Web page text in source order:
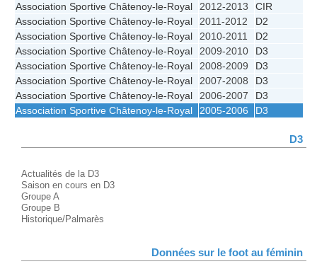
Association Sportive Châtenoy-le-Royal
2012-2013
CIR
Association Sportive Châtenoy-le-Royal
2011-2012
D2
Association Sportive Châtenoy-le-Royal
2010-2011
D2
Association Sportive Châtenoy-le-Royal
2009-2010
D3
Association Sportive Châtenoy-le-Royal
2008-2009
D3
Association Sportive Châtenoy-le-Royal
2007-2008
D3
Association Sportive Châtenoy-le-Royal
2006-2007
D3
Association Sportive Châtenoy-le-Royal
2005-2006 D3
D3
Actualités de la D3
Saison en cours en D3
Groupe A
Groupe B
Historique/Palmarès
Données sur le foot au féminin